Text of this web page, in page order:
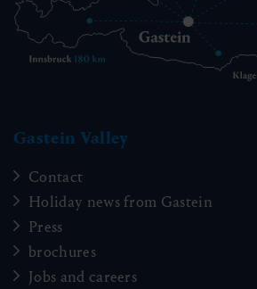
Gastein Valley
Contact
Holiday news from Gastein
Press
brochures
Jobs and careers